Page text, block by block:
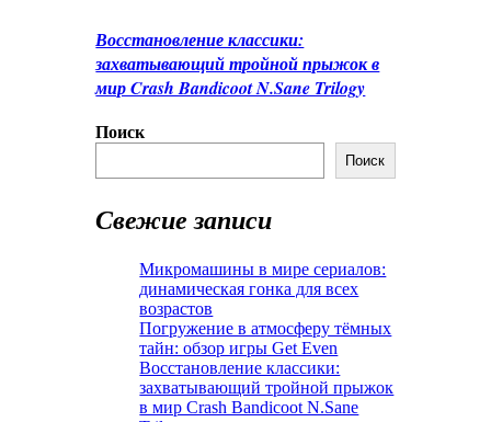
Восстановление классики:
захватывающий тройной прыжок в
мир Crash Bandicoot N.Sane Trilogy
Поиск
Поиск
Свежие записи
Микромашины в мире сериалов:
динамическая гонка для всех
возрастов
Погружение в атмосферу тёмных
тайн: обзор игры Get Even
Восстановление классики:
захватывающий тройной прыжок
в мир Crash Bandicoot N.Sane